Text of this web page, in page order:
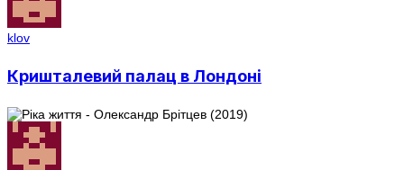
klov
Кришталевий палац в Лондоні